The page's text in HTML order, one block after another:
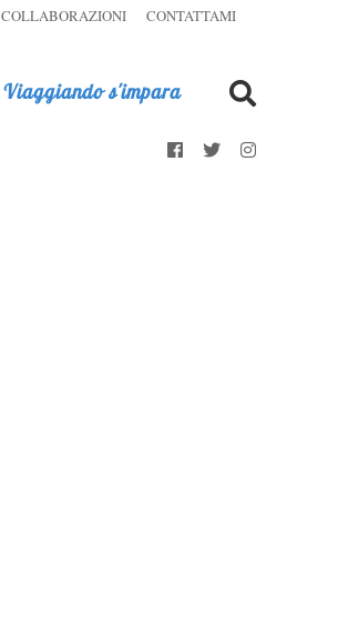
COLLABORAZIONI CONTATTAMI
Viaggiando s'impara